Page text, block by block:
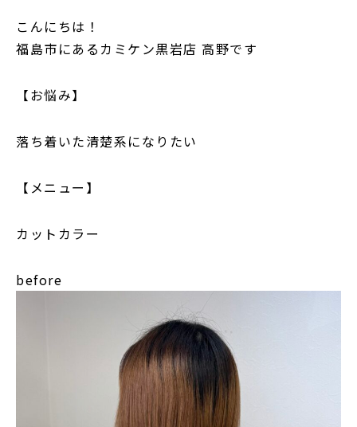
こんにちは！
福島市にあるカミケン黒岩店 高野です
【お悩み】
落ち着いた清楚系になりたい
【メニュー】
カットカラー
before